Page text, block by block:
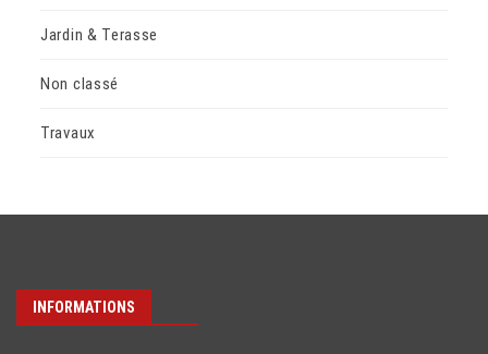
Jardin & Terasse
Non classé
Travaux
INFORMATIONS